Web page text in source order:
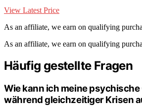
View Latest Price
As an affiliate, we earn on qualifying
As an affiliate, we earn on qualifying
Häufig gestellte Fragen
Wie kann ich meine
während gleichzeitiger Krisen